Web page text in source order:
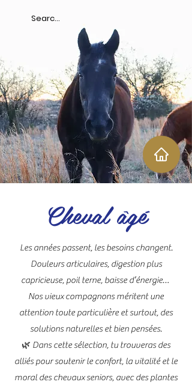
Cheval âgé
Les années passent, les besoins changent.
Douleurs articulaires, digestion plus
capricieuse, poil terne, baisse d’énergie…
Nos vieux compagnons méritent une
attention toute particulière et surtout, des
solutions naturelles et bien pensées.
🌿 Dans cette sélection, tu trouveras des
alliés pour soutenir le confort, la vitalité et le
moral des chevaux seniors, avec des plantes